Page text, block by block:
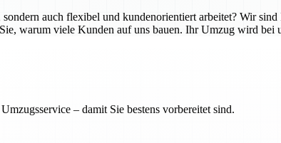
auch flexibel und kundenorientiert arbeitet? Wir
warum viele Kunden auf uns bauen. Ihr Umzug wird bei
– damit Sie bestens vorbereitet sind.